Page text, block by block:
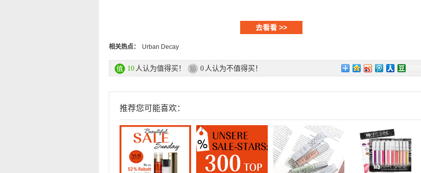
去看看 >>
相关热点： Urban Decay
10 人认为值得买！ 0 人认为不值得买！
推荐您可能喜欢：